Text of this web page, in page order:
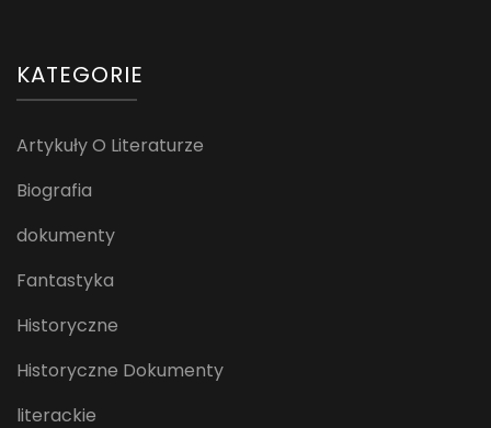
KATEGORIE
Artykuły O Literaturze
Biografia
dokumenty
Fantastyka
Historyczne
Historyczne Dokumenty
literackie